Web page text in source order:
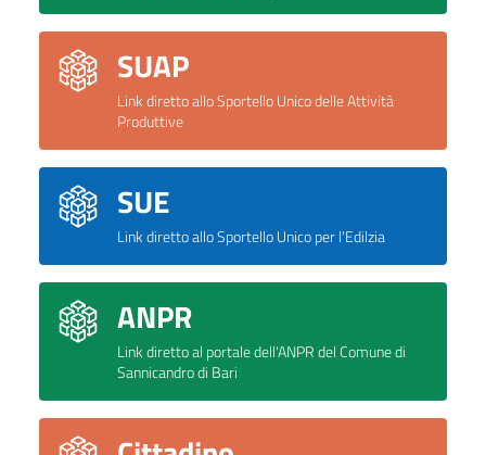
SUAP
Link diretto allo Sportello Unico delle Attività
Produttive
SUE
Link diretto allo Sportello Unico per l'Edilzia
ANPR
Link diretto al portale dell'ANPR del Comune di
Sannicandro di Bari